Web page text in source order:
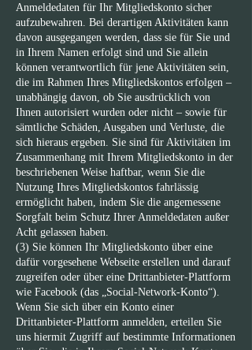
Anmeldedaten für Ihr Mitgliedskonto sicher
aufzubewahren. Bei derartigen Aktivitäten kann
davon ausgegangen werden, dass sie für Sie und
in Ihrem Namen erfolgt sind und Sie allein
können verantwortlich für jene Aktivitäten sein,
die im Rahmen Ihres Mitgliedskontos erfolgen –
unabhängig davon, ob Sie ausdrücklich von
Ihnen autorisiert wurden oder nicht – sowie für
sämtliche Schäden, Ausgaben und Verluste, die
sich hieraus ergeben. Sie sind für Aktivitäten im
Zusammenhang mit Ihrem Mitgliedskonto in der
beschriebenen Weise haftbar, wenn Sie die
Nutzung Ihres Mitgliedskontos fahrlässig
ermöglicht haben, indem Sie die angemessene
Sorgfalt beim Schutz Ihrer Anmeldedaten außer
Acht gelassen haben.
(3) Sie können Ihr Mitgliedskonto über eine
dafür vorgesehene Webseite erstellen und darauf
zugreifen oder über eine Drittanbieter-Plattform
wie Facebook (das „Social-Network-Konto“).
Wenn Sie sich über ein Konto einer
Drittanbieter-Plattform anmelden, erteilen Sie
uns hiermit Zugriff auf bestimmte Informationen